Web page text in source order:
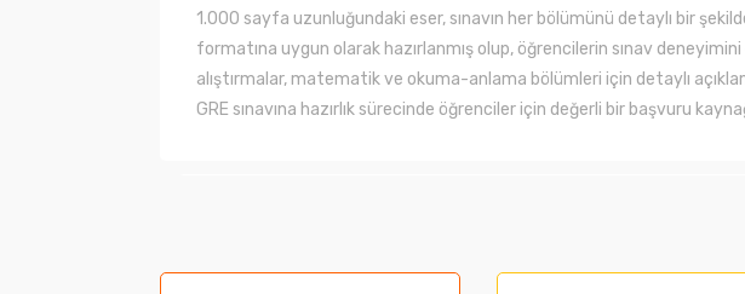
1.000 sayfa uzunluğundaki eser, sınavın her bölümünü detaylı bir
formatına uygun olarak hazırlanmış olup, öğrencilerin sınav
alıştırmalar, matematik ve okuma-anlama bölümleri için detaylı
GRE sınavına hazırlık sürecinde öğrenciler için değerli bir başvuru